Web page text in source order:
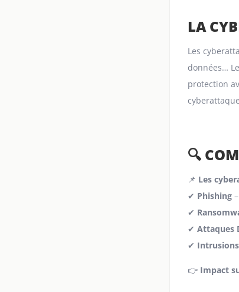
LA
Les
données…
protection
🔍
📌 Les
✔ Phishing
✔
✔ Attaques
✔
👉 Impact